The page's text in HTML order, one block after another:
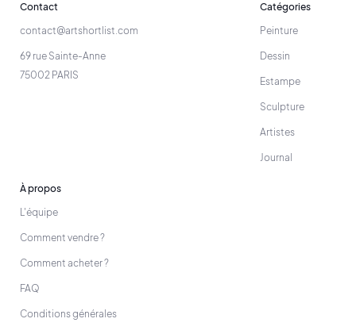
Contact
contact@artshortlist.com
69 rue Sainte-Anne
75002 PARIS
Catégories
Peinture
Dessin
Estampe
Sculpture
Artistes
Journal
À propos
L'équipe
Comment vendre ?
Comment acheter ?
FAQ
Conditions générales